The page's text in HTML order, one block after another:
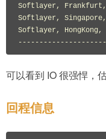
Softlayer,
Softlayer,
Softlayer,
可以看到 IO 很强悍，
回程信息